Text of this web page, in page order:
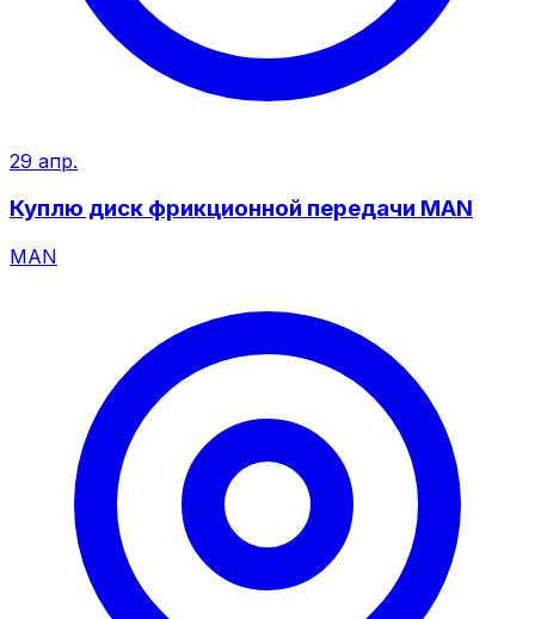
29 апр.
Куплю диск фрикционной передачи MAN
MAN